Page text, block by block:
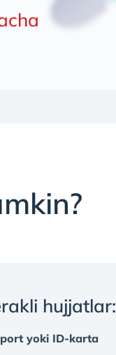
hujjatlar:
yoki ID-karta